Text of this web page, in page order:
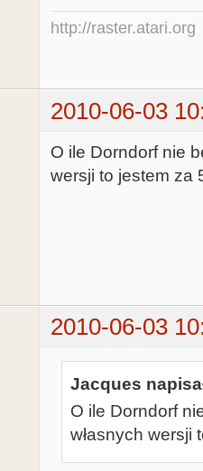
http://raster.atari.org
2010-06-03
O ile Dorndorf nie
wersji to jestem za
2010-06-03
Jacques
O ile Dorndorf
własnych wersji